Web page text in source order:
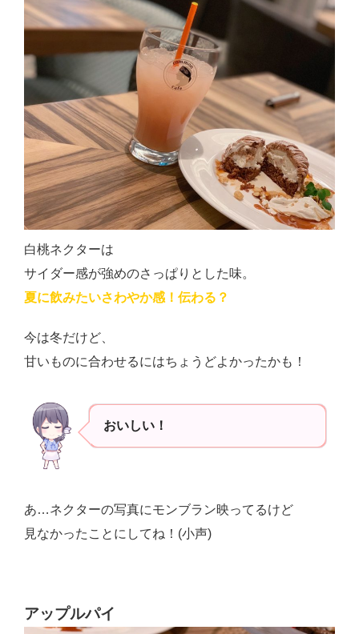
白桃ネクターは
サイダー感が強めのさっぱりとした味。
夏に飲みたいさわやか感！伝わる？
今は冬だけど、
甘いものに合わせるにはちょうどよかったかも！
おいしい！
あ…ネクターの写真にモンブラン映ってるけど
見なかったことにしてね！(小声)
アップルパイ